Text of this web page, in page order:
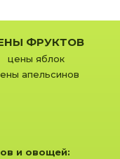
ФРУКТОВ
цены яблок
апельсинов
и овощей: